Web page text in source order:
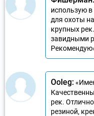
использую в
для охоты
крупных
завидными
Ooleg:
рек.
резиной,